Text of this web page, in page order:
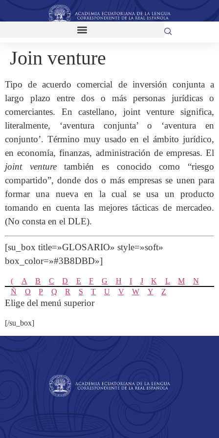
Join venture
Tipo de acuerdo comercial de inversión conjunta a
largo plazo entre dos o más personas jurídicas o
comerciantes. En castellano, joint venture significa,
literalmente, ‘aventura conjunta’ o ‘aventura en
conjunto’. Término muy usado en el ámbito jurídico,
en economía, finanzas, administración de empresas. El
joint venturetambién es conocido como “riesgo
compartido”, donde dos o más empresas se unen para
formar una nueva en la cual se usa un producto
tomando en cuenta las mejores tácticas de mercadeo.
(No consta en el DLE).
[su_box title=»GLOSARIO» style=»soft»
box_color=»#3B8DBD»]
( A B C D E F G H I J K L M
N
Ñ
O P Q R S T U V W Y Z
Elige del menú superior
[/su_box]